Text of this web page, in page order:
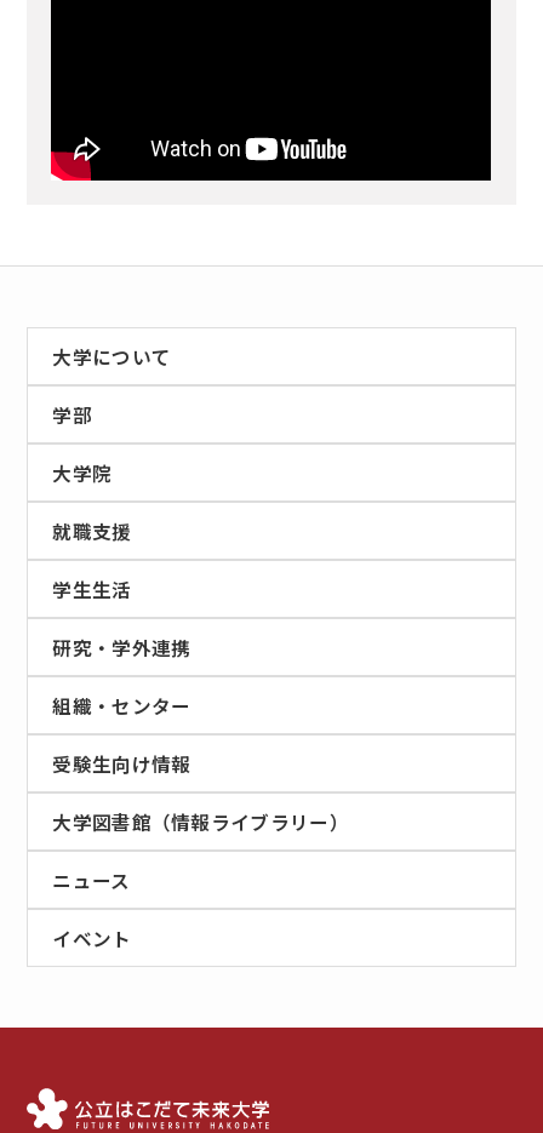
大学について
学部
大学院
就職支援
学生生活
研究・学外連携
組織・センター
受験生向け情報
大学図書館（情報ライブラリー）
ニュース
イベント